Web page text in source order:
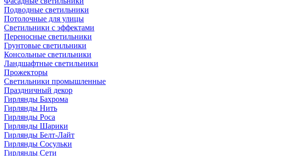
Подводные светильники
Потолочные для улицы
Светильники с эффектами
Переносные светильники
Грунтовые светильники
Консольные светильники
Ландшафтные светильники
Прожекторы
Светильники промышленные
Праздничный декор
Гирлянды Бахрома
Гирлянды Нить
Гирлянды Роса
Гирлянды Шарики
Гирлянды Белт-Лайт
Гирлянды Сосульки
Гирлянды Сети